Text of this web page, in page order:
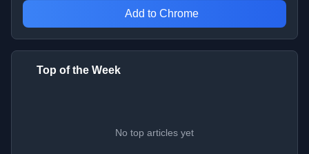
Add to Chrome
Top of the Week
No top articles yet